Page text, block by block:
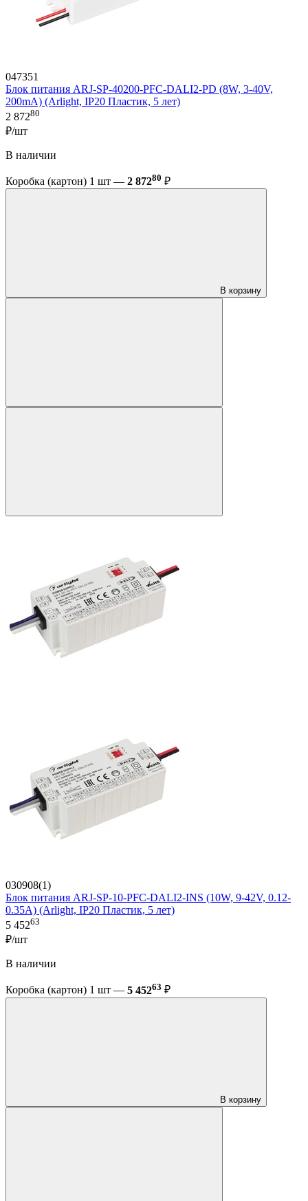
047351
Блок питания ARJ-SP-40200-PFC-DALI2-PD (8W, 3-40V,
200mA) (Arlight, IP20 Пластик, 5 лет)
2 87280
₽/шт
В наличии
Коробка (картон) 1 шт — 2 87280 ₽
В корзину
030908(1)
Блок питания ARJ-SP-10-PFC-DALI2-INS (10W, 9-42V, 0.12-
0.35A) (Arlight, IP20 Пластик, 5 лет)
5 45263
₽/шт
В наличии
Коробка (картон) 1 шт — 5 45263 ₽
В корзину